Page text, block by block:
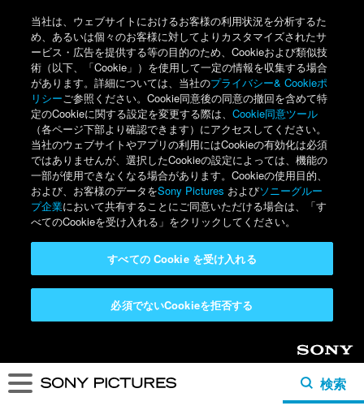
当社は、ウェブサイトにおけるお客様の利用状況を分析するた
め、あるいは個々のお客様に対してよりカスタマイズされたサ
ービス・広告を提供する等の目的のため、Cookieおよび類似技
術（以下、「Cookie」）を使用して一定の情報を収集する場合
があります。詳細については、当社のプライバシー& Cookieポ
リシーご参照ください。Cookie同意後の同意の撤回を含めて特
定のCookieに関する設定を変更する際は、Cookie同意ツール
（各ページ下部より確認できます）にアクセスしてください。
当社のウェブサイトやアプリの利用にはCookieの有効化は必須
ではありませんが、選択したCookieの設定によっては、機能の
一部が使用できなくなる場合があります。Cookieの使用目的、
および、お客様のデータをSony Pictures およびソニーグルー
プ企業において共有することにご同意いただける場合は、「す
べてのCookieを受け入れる」をクリックしてください。
必須でないCookieを拒否する
すべての Cookie を受け入れる
Sony
検索